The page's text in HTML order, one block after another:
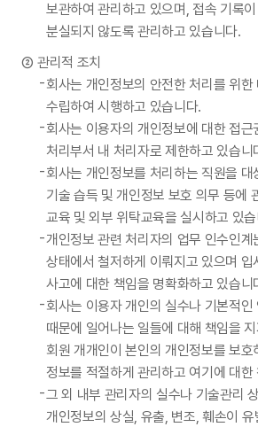
보관하여 관리하고 있으며, 접속 기록
분실되지 않도록 관리하고 있습니다.
관리적 조치
회사는 개인정보의 안전한 처리를 위한
수립하여 시행하고 있습니다.
회사는 이용자의 개인정보에 대한 접근
처리부서 내 처리자로 제한하고 있습니
회사는 개인정보를 처리하는 직원을
기술 습득 및 개인정보 보호 의무 등에
교육 및 외부 위탁교육을 실시하고 있
개인정보 관련 처리자의 업무 인수인계
상태에서 철저하게 이뤄지고 있으며
사고에 대한 책임을 명확화하고 있습니
회사는 이용자 개인의 실수나 기본적인
때문에 일어나는 일들에 대해 책임을
회원 개개인이 본인의 개인정보를 보호
정보를 적절하게 관리하고 여기에 대
그 외 내부 관리자의 실수나 기술관리
개인정보의 상실, 유출, 변조, 훼손이